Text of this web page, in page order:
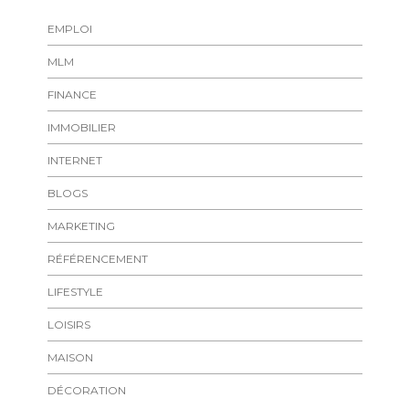
EMPLOI
MLM
FINANCE
IMMOBILIER
INTERNET
BLOGS
MARKETING
RÉFÉRENCEMENT
LIFESTYLE
LOISIRS
MAISON
DÉCORATION